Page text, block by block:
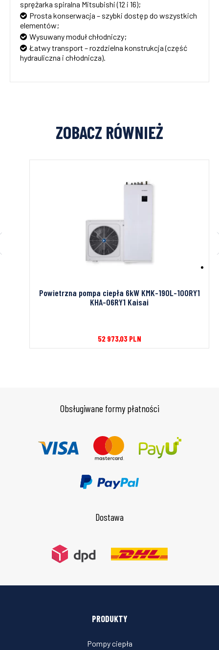
sprężarka spiralna Mitsubishi (12 i 16);
Prosta konserwacja – szybki dostęp do wszystkich
elementów;
Wysuwany moduł chłodniczy;
Łatwy transport – rozdzielna konstrukcja (część
hydrauliczna i chłodnicza).
ZOBACZ RÓWNIEŻ
Powietrzna pompa ciepła 6kW KMK-190L-100RY1
KHA-06RY1 Kaisai
52 973,03 PLN
Obsługiwane formy płatności
Dostawa
PRODUKTY
Pompy ciepła